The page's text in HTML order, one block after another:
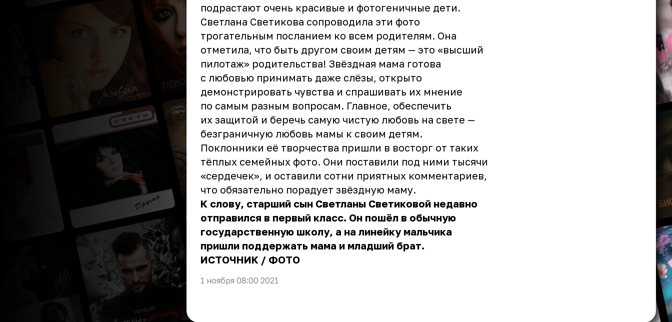
подрастают очень красивые и фотогеничные дети.
Светлана Светикова сопроводила эти фото
трогательным посланием ко всем родителям. Она
отметила, что быть другом своим детям — это «высший
пилотаж» родительства! Звёздная мама готова
с любовью принимать даже слёзы, открыто
демонстрировать чувства и спрашивать их мнение
по самым разным вопросам. Главное, обеспечить
их защитой и беречь самую чистую любовь на свете —
безграничную любовь мамы к своим детям.
Поклонники её творчества пришли в восторг от таких
тёплых семейных фото. Они поставили под ними тысячи
«сердечек», и оставили сотни приятных комментариев,
что обязательно порадует звёздную маму.
К слову, старший сын Светланы Светиковой недавно
отправился в первый класс. Он пошёл в обычную
государственную школу, а на линейку мальчика
пришли поддержать мама и младший брат.
ИСТОЧНИК / ФОТО
1 ноября 08:00 2021